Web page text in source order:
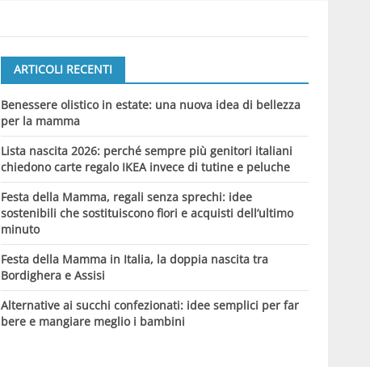
ARTICOLI RECENTI
Benessere olistico in estate: una nuova idea di bellezza
per la mamma
Lista nascita 2026: perché sempre più genitori italiani
chiedono carte regalo IKEA invece di tutine e peluche
Festa della Mamma, regali senza sprechi: idee
sostenibili che sostituiscono fiori e acquisti dell’ultimo
minuto
Festa della Mamma in Italia, la doppia nascita tra
Bordighera e Assisi
Alternative ai succhi confezionati: idee semplici per far
bere e mangiare meglio i bambini